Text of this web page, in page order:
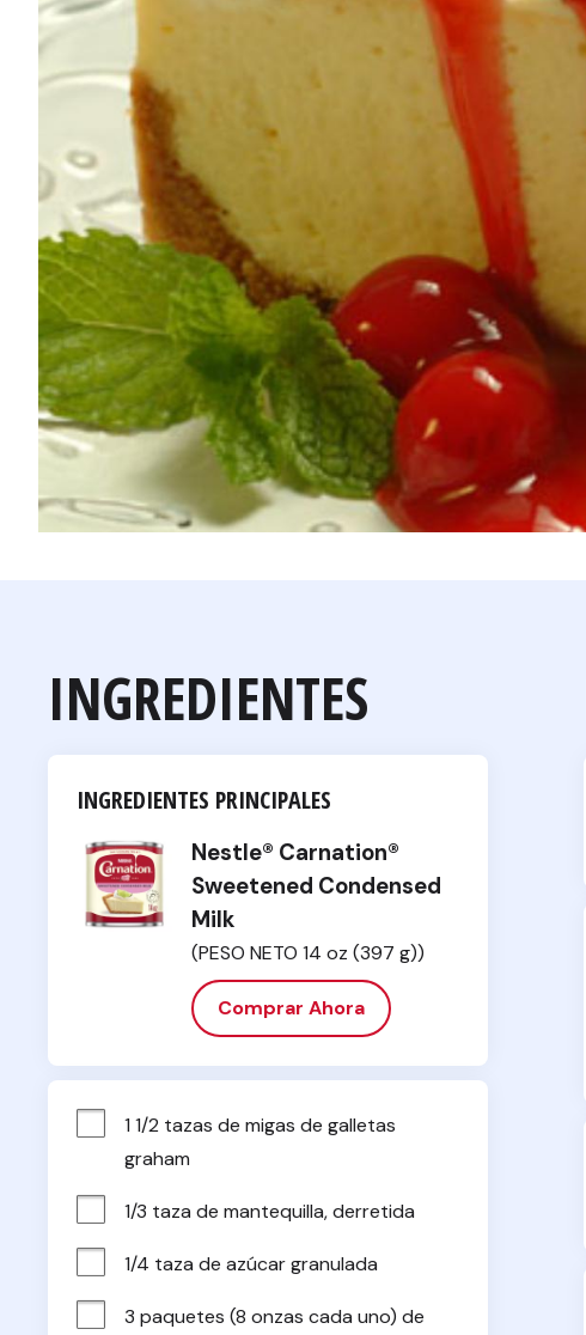
INGREDIENTES
INGREDIENTES PRINCIPALES
Nestle® Carnation®
Sweetened Condensed
Milk
(PESO NETO 14 oz (397 g))
Comprar Ahora
1 1/2 tazas de migas de galletas
graham
1/3 taza de mantequilla, derretida
1/4 taza de azúcar granulada
3 paquetes (8 onzas cada uno) de